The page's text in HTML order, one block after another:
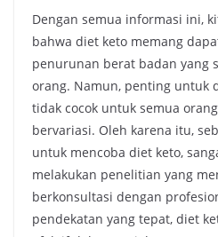
Dengan semua informasi ini,
bahwa diet keto memang
penurunan berat badan yang
orang. Namun, penting untuk
tidak cocok untuk semua
bervariasi. Oleh karena itu,
untuk mencoba diet keto,
melakukan penelitian yang
berkonsultasi dengan
pendekatan yang tepat, diet